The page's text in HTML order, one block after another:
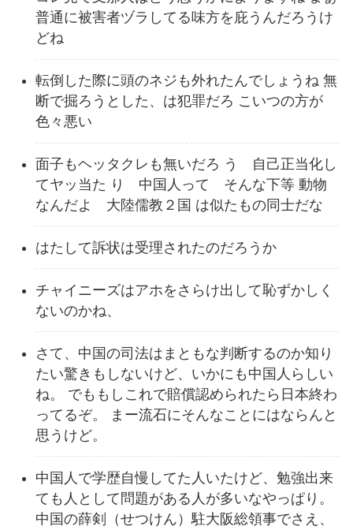
普通に被害者ヅラしてる味方を庇うんだろうけ
どね
転倒した際に頭のネジも外れたんでしょうね 無
断で掘ろうとした、は犯罪だろ こいつの方が
色々悪い
面子もヘッタクレも無いだろ う 自己正当化し
てヤッ当た り 中国人って そんな下等 動物
なんだよ 大陸儒教２国 は似たもの同士だな
はたして訴状は受理されたのだろうか
チャイニーズはアホをさらけ出して恥ずかしく
ないのかね、
さて、中国の司法はまともな判断するのか知り
たい驚きもしないけど、いかにも中国人らしい
ね。 でももしこれで賠償認められたら日本終わ
ってるぞ。 まー流石にそんなことにはならんと
思うけど。
中国人で学歴自慢してた人いたけど、勉強出来
ても人として問題がある人が多いなやっぱり。
中国の薛剣（せつけん）駐大阪総領事でさえ、